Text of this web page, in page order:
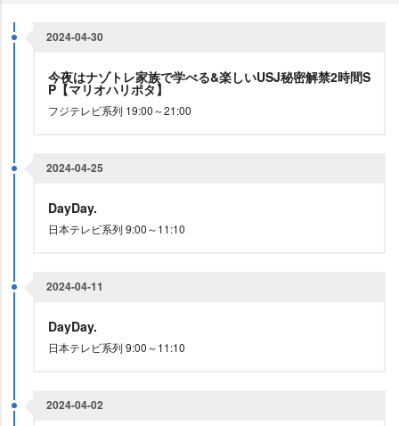
2024-04-30
今夜はナゾトレ家族で学べる&楽しいUSJ秘密解禁2時間S
P【マリオハリポタ】
フジテレビ系列 19:00～21:00
2024-04-25
DayDay.
日本テレビ系列 9:00～11:10
2024-04-11
DayDay.
日本テレビ系列 9:00～11:10
2024-04-02